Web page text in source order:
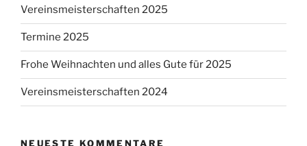
Vereinsmeisterschaften 2025
Termine 2025
Frohe Weihnachten und alles Gute für 2025
Vereinsmeisterschaften 2024
NEUESTE KOMMENTARE